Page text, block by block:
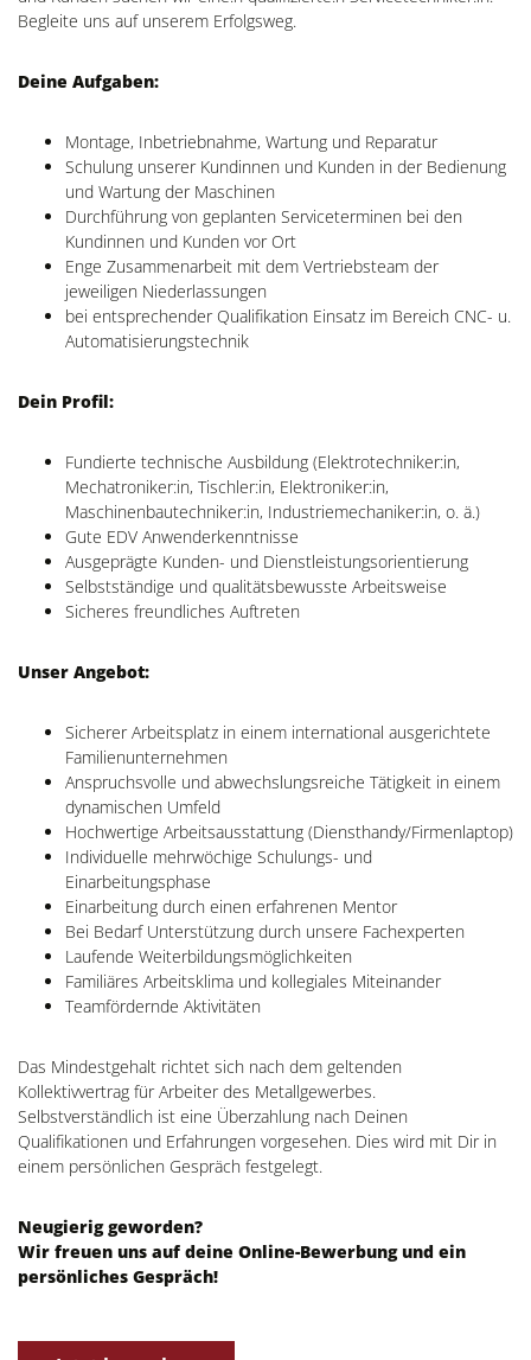
Begleite uns auf unserem Erfolgsweg.
Deine Aufgaben:
Montage, Inbetriebnahme, Wartung und Reparatur
Schulung unserer Kundinnen und Kunden in der Bedienung
und Wartung der Maschinen
Durchführung von geplanten Serviceterminen bei den
Kundinnen und Kunden vor Ort
Enge Zusammenarbeit mit dem Vertriebsteam der
jeweiligen Niederlassungen
bei entsprechender Qualifikation Einsatz im Bereich CNC- u.
Automatisierungstechnik
Dein Profil:
Fundierte technische Ausbildung (Elektrotechniker:in,
Mechatroniker:in, Tischler:in, Elektroniker:in,
Maschinenbautechniker:in, Industriemechaniker:in, o. ä.)
Gute EDV Anwenderkenntnisse
Ausgeprägte Kunden- und Dienstleistungsorientierung
Selbstständige und qualitätsbewusste Arbeitsweise
Sicheres freundliches Auftreten
Unser Angebot:
Sicherer Arbeitsplatz in einem international ausgerichtete
Familienunternehmen
Anspruchsvolle und abwechslungsreiche Tätigkeit in einem
dynamischen Umfeld
Hochwertige Arbeitsausstattung (Diensthandy/Firmenlaptop)
Individuelle mehrwöchige Schulungs- und
Einarbeitungsphase
Einarbeitung durch einen erfahrenen Mentor
Bei Bedarf Unterstützung durch unsere Fachexperten
Laufende Weiterbildungsmöglichkeiten
Familiäres Arbeitsklima und kollegiales Miteinander
Teamfördernde Aktivitäten
Das Mindestgehalt richtet sich nach dem geltenden
Kollektivvertrag für Arbeiter des Metallgewerbes.
Selbstverständlich ist eine Überzahlung nach Deinen
Qualifikationen und Erfahrungen vorgesehen. Dies wird mit Dir in
einem persönlichen Gespräch festgelegt.
Neugierig geworden?
Wir freuen uns auf deine Online-Bewerbung und ein
persönliches Gespräch!